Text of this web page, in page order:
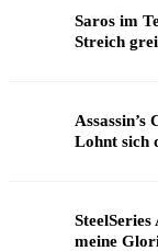
Saros im
Streich
Assassin’s
Lohnt sich
meine